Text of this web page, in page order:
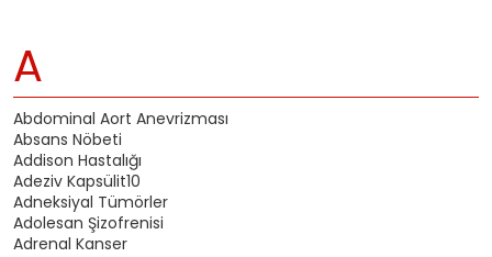
A
Abdominal Aort Anevrizması
Absans Nöbeti
Addison Hastalığı
Adeziv Kapsülit10
Adneksiyal Tümörler
Adolesan Şizofrenisi
Adrenal Kanser